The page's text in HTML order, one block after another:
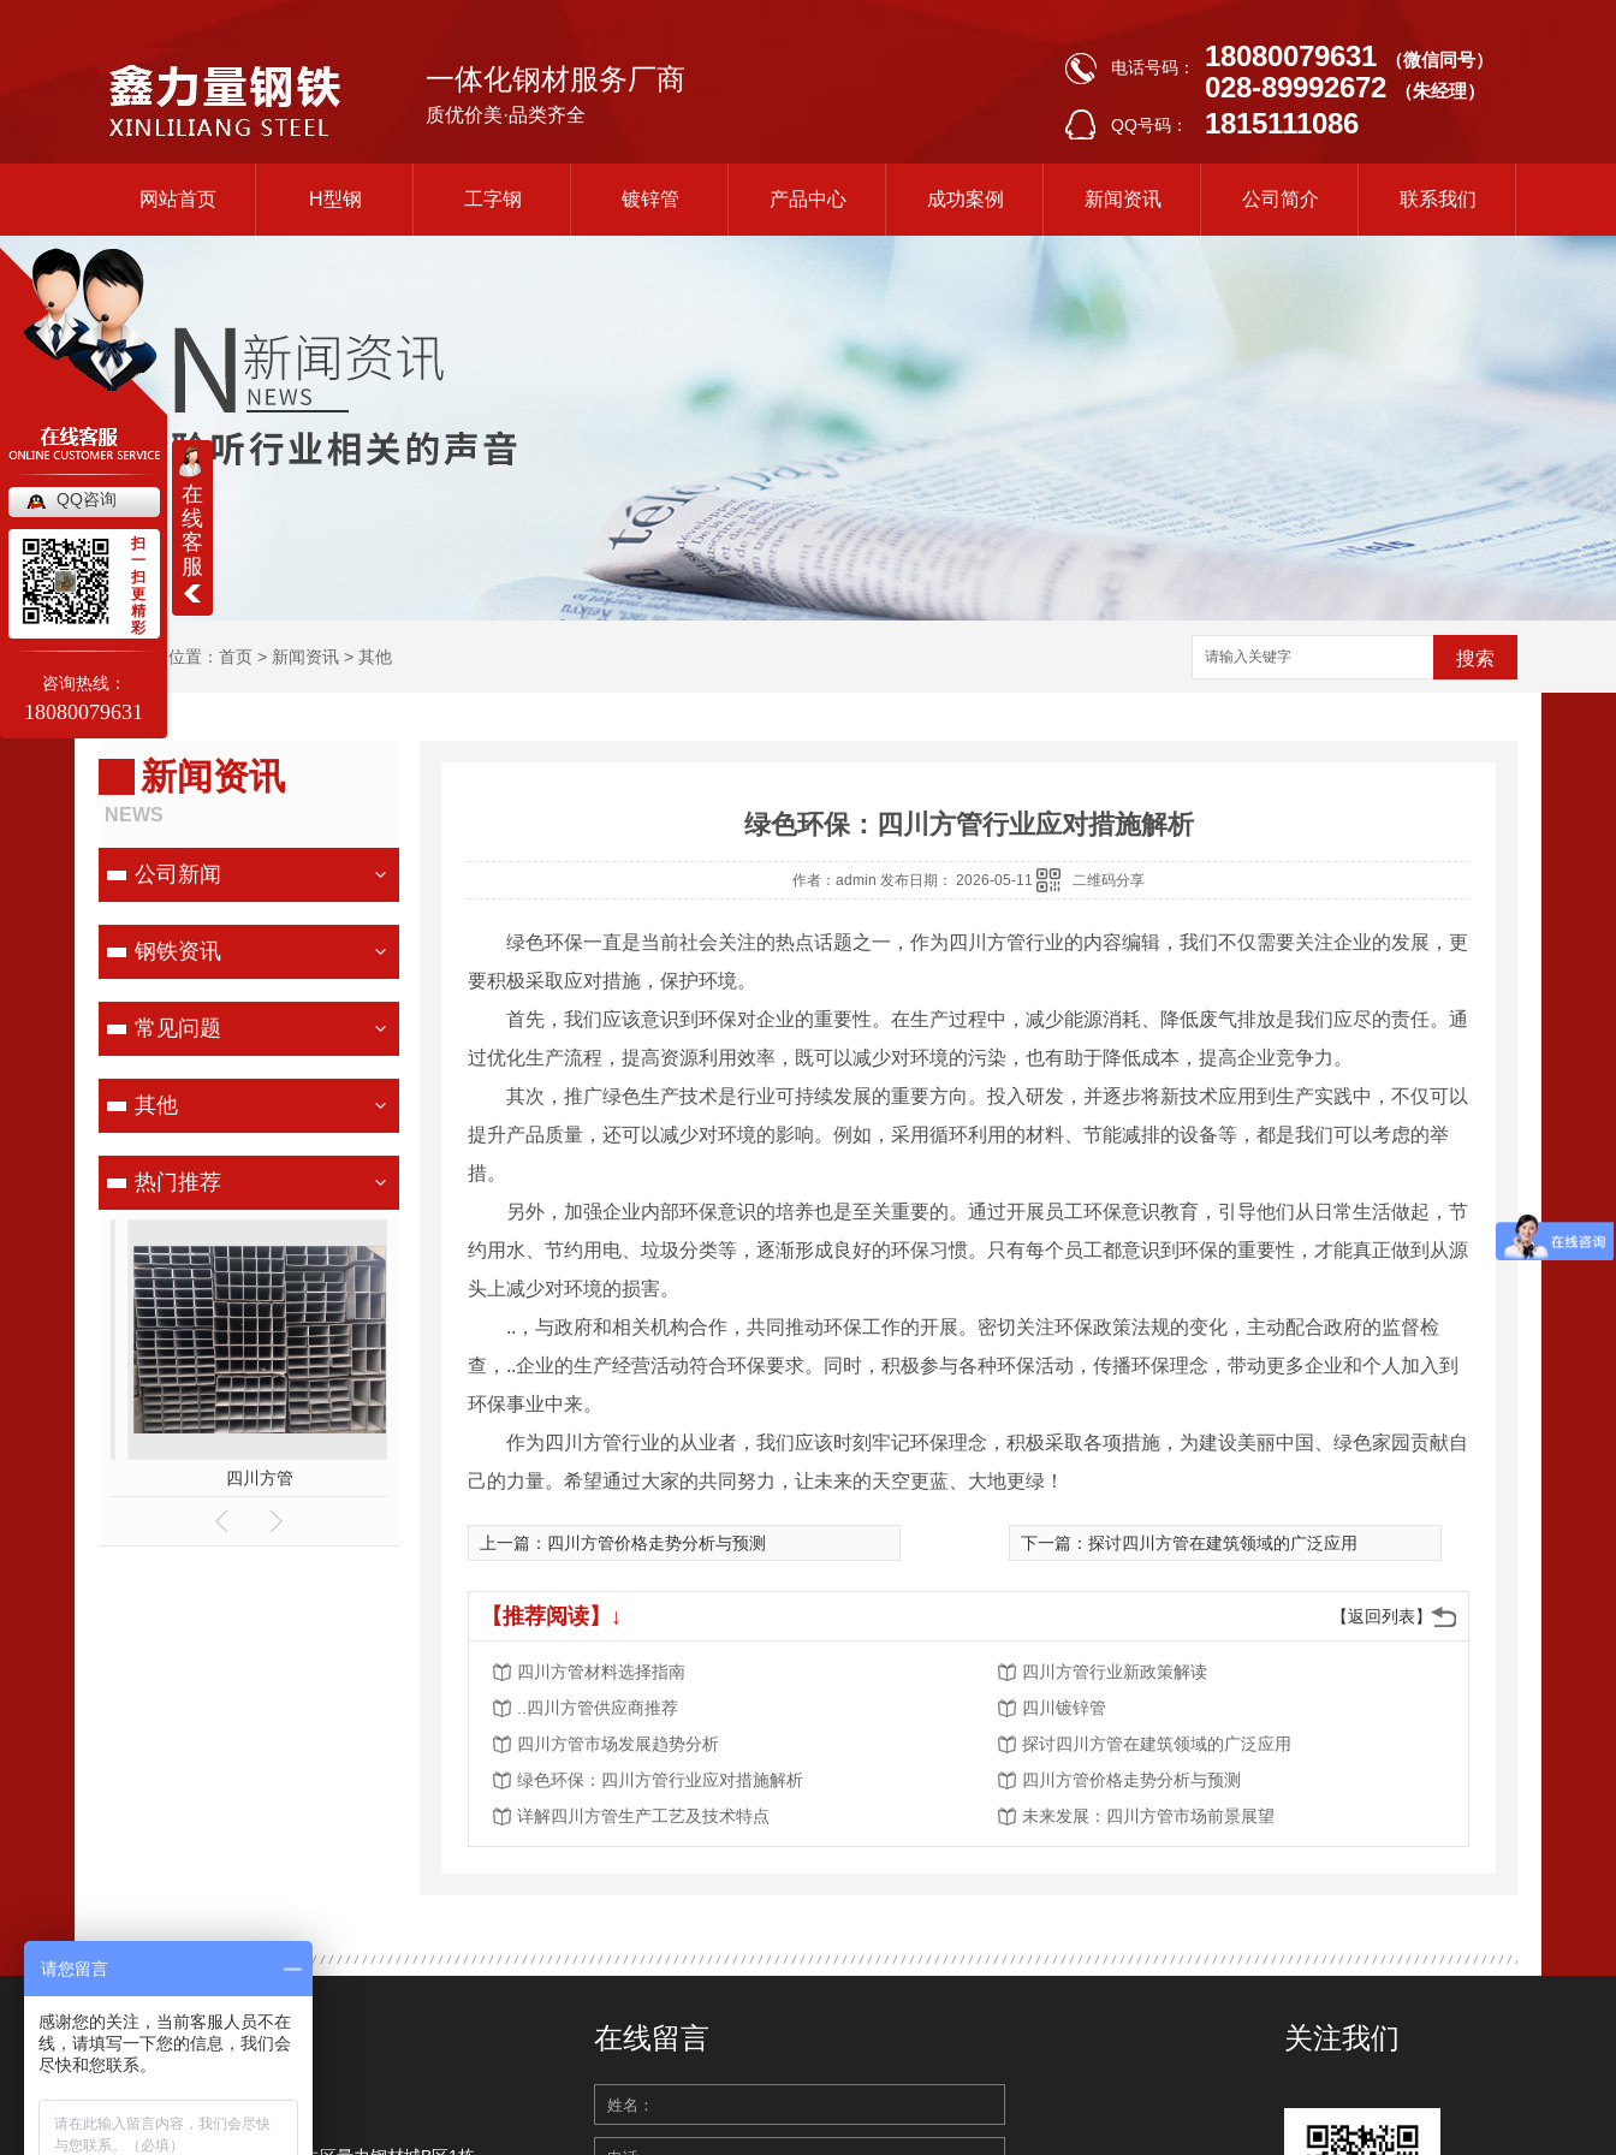
一体化钢材服务厂商
质优价美·品类齐全
电话号码： 18080079631 （微信同号）
028-89992672 （朱经理）
QQ号码： 1815111086
网站首页 H型钢 工字钢 镀锌管 产品中心 成功案例 新闻资讯 公司简介 联系我们
当前位置： 首页 > 新闻资讯 > 其他 搜索
新闻资讯
NEWS
公司新闻
钢铁资讯
常见问题
其他
热门推荐
四川方管 四川H型钢厂家
绿色环保：四川方管行业应对措施解析
作者：admin 发布日期： 2026-05-11 二维码分享
绿色环保一直是当前社会关注的热点话题之一，作为四川方管行业的内容编辑，我们不仅需要关注企业的发展，更
要积极采取应对措施，保护环境。
首先，我们应该意识到环保对企业的重要性。在生产过程中，减少能源消耗、降低废气排放是我们应尽的责任。通
过优化生产流程，提高资源利用效率，既可以减少对环境的污染，也有助于降低成本，提高企业竞争力。
其次，推广绿色生产技术是行业可持续发展的重要方向。投入研发，并逐步将新技术应用到生产实践中，不仅可以
提升产品质量，还可以减少对环境的影响。例如，采用循环利用的材料、节能减排的设备等，都是我们可以考虑的举
措。
另外，加强企业内部环保意识的培养也是至关重要的。通过开展员工环保意识教育，引导他们从日常生活做起，节
约用水、节约用电、垃圾分类等，逐渐形成良好的环保习惯。只有每个员工都意识到环保的重要性，才能真正做到从源
头上减少对环境的损害。
..，与政府和相关机构合作，共同推动环保工作的开展。密切关注环保政策法规的变化，主动配合政府的监督检
查，..企业的生产经营活动符合环保要求。同时，积极参与各种环保活动，传播环保理念，带动更多企业和个人加入到
环保事业中来。
作为四川方管行业的从业者，我们应该时刻牢记环保理念，积极采取各项措施，为建设美丽中国、绿色家园贡献自
己的力量。希望通过大家的共同努力，让未来的天空更蓝、大地更绿！
上一篇： 四川方管价格走势分析与预测 下一篇： 探讨四川方管在建筑领域的广泛应用
【返回列表】
【推荐阅读】↓
四川方管材料选择指南
四川方管行业新政策解读
..四川方管供应商推荐
四川镀锌管
四川方管市场发展趋势分析
探讨四川方管在建筑领域的广泛应用
绿色环保：四川方管行业应对措施解析
四川方管价格走势分析与预测
详解四川方管生产工艺及技术特点
未来发展：四川方管市场前景展望
联系我们
成都鑫力量商贸有限公司
在线留言 关注我们
请您留言
感谢您的关注，当前客服人员不在
线，请填写一下您的信息，我们会
尽快和您联系。
在
线
客
服
QQ咨询
扫
一
扫
更
精
彩
咨询热线：
18080079631